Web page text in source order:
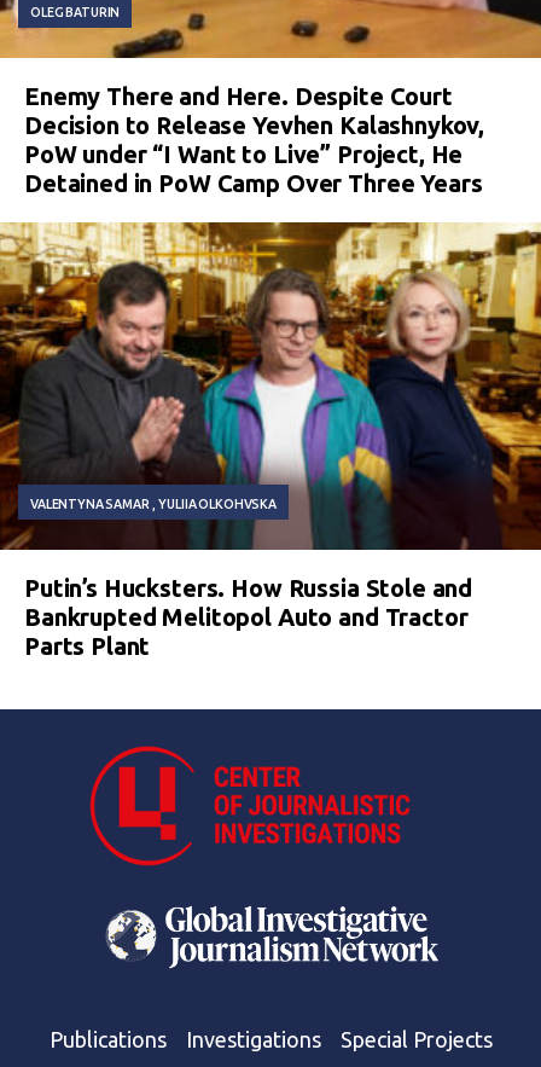
OLEG BATURIN
Enemy There and Here. Despite Court
Decision to Release Yevhen Kalashnykov,
PoW under “I Want to Live” Project, He
Detained in PoW Camp Over Three Years
VALENTYNA SAMAR YULIIA OLKOHVSKA
Putin’s Hucksters. How Russia Stole and
Bankrupted Melitopol Auto and Tractor
Parts Plant
Publications Investigations Special Projects